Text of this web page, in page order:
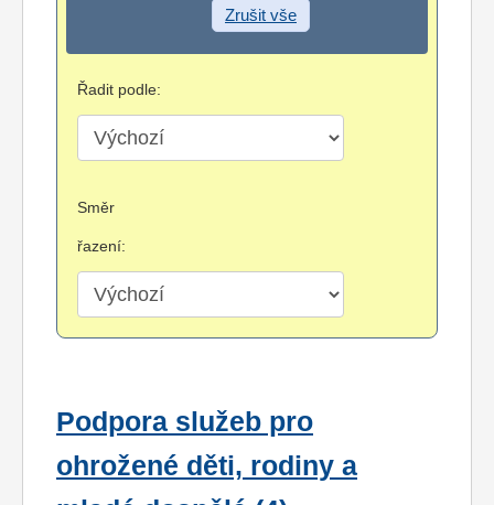
Zrušit vše
Řadit podle:
Směr
řazení:
Podpora služeb pro
ohrožené děti, rodiny a